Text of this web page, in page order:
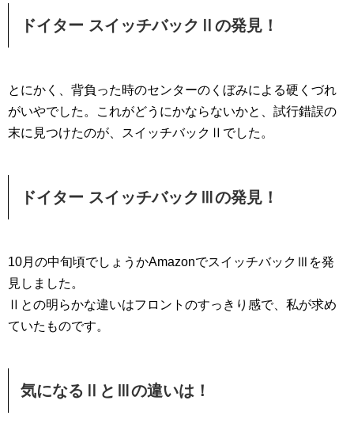
ドイター スイッチバックⅡの発見！
とにかく、背負った時のセンターのくぼみによる硬くづれ
がいやでした。これがどうにかならないかと、試行錯誤の
末に見つけたのが、スイッチバックⅡでした。
ドイター スイッチバックⅢの発見！
10月の中旬頃でしょうかAmazonでスイッチバックⅢを発
見しました。
Ⅱとの明らかな違いはフロントのすっきり感で、私が求め
ていたものです。
気になるⅡとⅢの違いは！